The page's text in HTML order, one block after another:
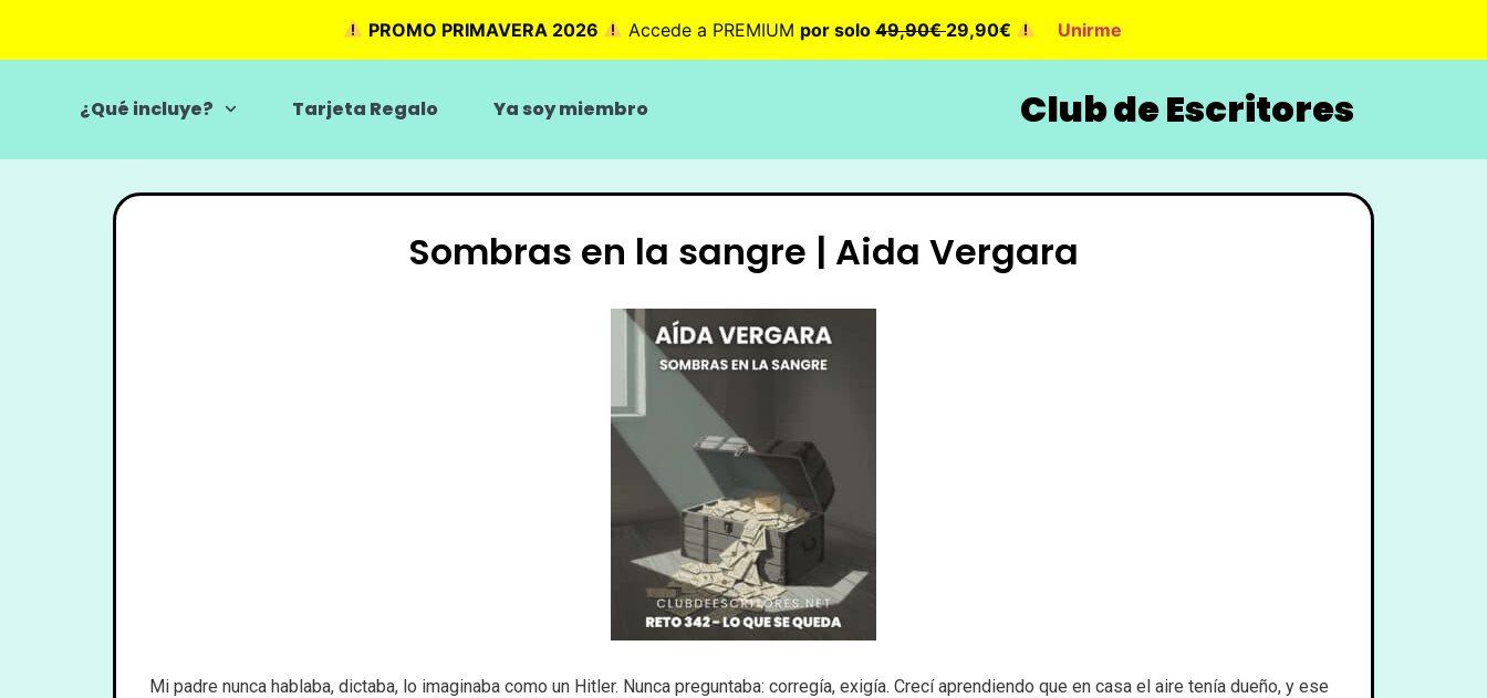
PROMO PRIMAVERA 2026 Accede a PREMIUM por solo49,90€29,90€ Unirme
¿Qué incluye? Tarjeta Regalo Ya soy miembro Club de Escritores
Sombras en la sangre | Aida Vergara
Mi padre nunca hablaba, dictaba, lo imaginaba como un Hitler. Nunca preguntaba: corregía, exigía. Crecí aprendiendo que en casa el aire tenía dueño, y ese